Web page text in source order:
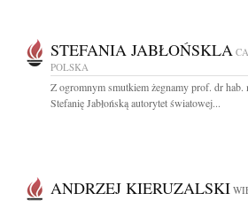
STEFANIA JABŁOŃSKLA
POLSKA
Z ogromnym smutkiem żegnamy prof. dr hab.
Stefanię Jabłońską autorytet światowej...
ANDRZEJ KIERUZALSKI